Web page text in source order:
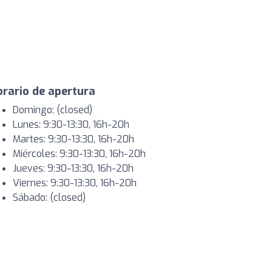
de apertura
Domingo: (closed)
Lunes: 9:30-13:30, 16h-20h
Martes: 9:30-13:30, 16h-20h
Miércoles: 9:30-13:30, 16h-20h
Jueves: 9:30-13:30, 16h-20h
Viernes: 9:30-13:30, 16h-20h
Sábado: (closed)